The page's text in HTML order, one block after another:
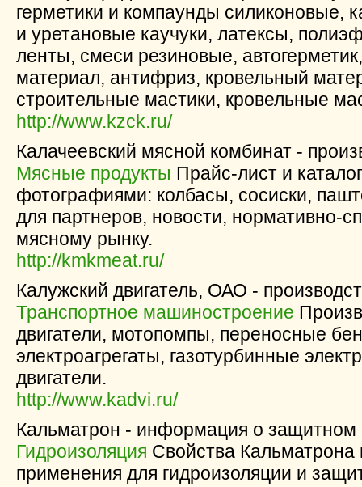
герметики и компаунды силиконовые,
и уретановые каучуки, латексы,
ленты, смеси резиновые,
материал, антифриз, кровельный
строительные мастики, кровельные
http://www.kzck.ru/
Калачеевский мясной комбинат -
Мясные продукты Прайс-лист и
фотографиями: колбасы, сосиски,
для партнеров, новости, нормативно-
мясному рынку.
http://kmkmeat.ru/
Калужский двигатель, ОАО -
Транспортное машиностроение
двигатели, мотопомпы, переносные
электроагрегаты, газотурбинные
двигатели.
http://www.kadvi.ru/
Кальматрон - информация о
Гидроизоляция Свойства Кальматрона
применения для гидроизоляции и